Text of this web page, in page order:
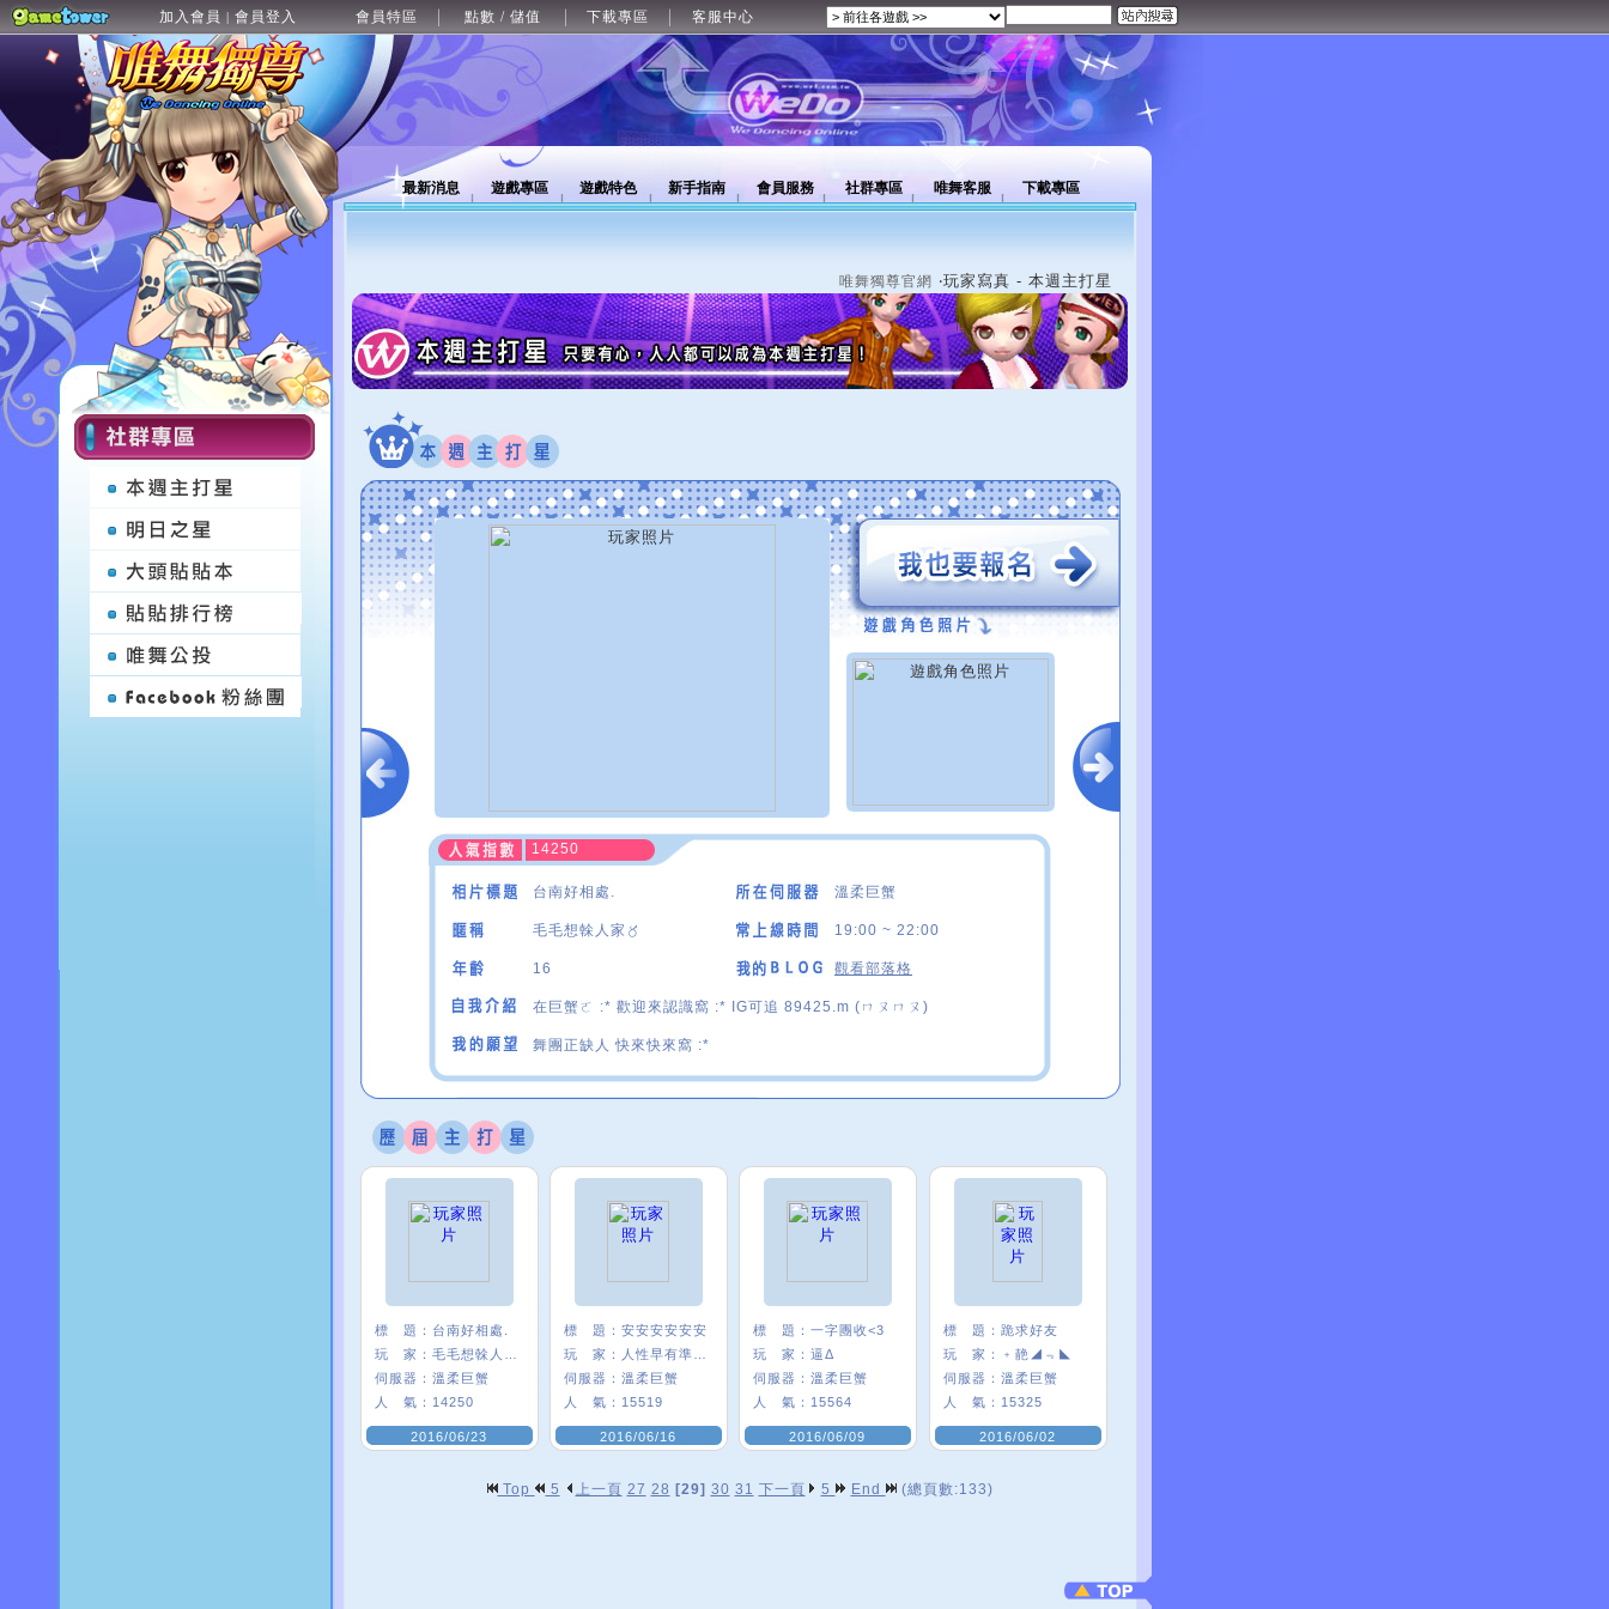
加入會員 | 會員登入 會員特區 點數 / 儲值 下載專區 客服中心
最新消息 遊戲專區 遊戲特色 新手指南 會員服務 社群專區 唯舞客服 下載專區
唯舞獨尊官網 ‧玩家寫真 - 本週主打星
14250
台南好相處. 溫柔巨蟹
毛毛想榦人家〥 19:00 ~ 22:00
16 觀看部落格
在巨蟹ㄛ :* 歡迎來認識窩 :* IG可追 89425.m (ㄇㄡㄇㄡ)
舞團正缺人 快來快來窩 :*
標 題： 台南好相處.
玩 家：
伺服器： 溫柔巨蟹
人 氣： 14250
2016/06/23
標 題： 安安安安安安
玩 家：
伺服器： 溫柔巨蟹
人 氣： 15519
2016/06/16
標 題： 一字團收<3
玩 家： 逼Δ
伺服器： 溫柔巨蟹
人 氣： 15564
2016/06/09
標 題： 跪求好友
玩 家：
﹢靘◢﹃◣
伺服器： 溫柔巨蟹
人 氣： 15325
2016/06/02
Top 5 上一頁 27 28 [29] 30 31 下一頁 5 End (總頁數:133)